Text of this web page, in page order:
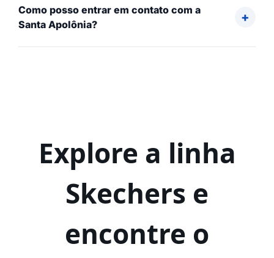
Como posso entrar em contato com a
Santa Apolônia?
Explore a linha
Skechers e
encontre o